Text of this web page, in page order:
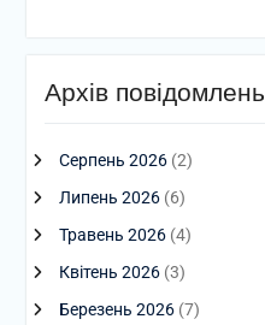
Архів повідомлень
Серпень 2026(2)
Липень 2026(6)
Травень 2026(4)
Квітень 2026(3)
Березень 2026(7)